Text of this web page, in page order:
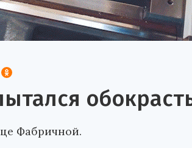
Фабричной.